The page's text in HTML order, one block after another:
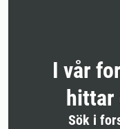
I vår
hittar
Sök i